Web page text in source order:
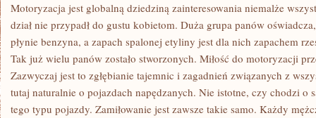
Motoryzacja jest globalną dziedziną zainteresowania niemalże
dział nie przypadł do gustu kobietom. Duża grupa panów
płynie benzyna, a zapach spalonej etyliny jest dla nich zapachem
Tak już wielu panów zostało stworzonych. Miłość do motoryzacji
Zazwyczaj jest to zgłębianie tajemnic i zagadnień związanych z
tutaj naturalnie o pojazdach napędzanych. Nie istotne, czy chodzi o
tego typu pojazdy. Zamiłowanie jest zawsze takie samo. Każdy